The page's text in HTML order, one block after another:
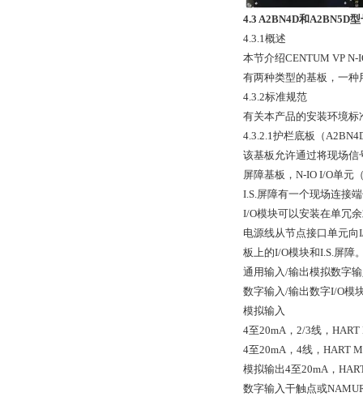
4.3 A2BN4D和A2BN5D
4.3.1概述
本节介绍CENTUM VP
有两种类型的基板，一
4.3.2标准规范
有关本产品的安装环境标
4.3.2.1护栏底板（
该基板允许通过将现场信
屏障基板，N-IO I/O单元
I.S.屏障有一个现场连接
I/O模块可以安装在单冗
电源线从节点接口单元
板上的I/O模块和I.S.屏障
通用输入/输出模拟数字
数字输入/输出数字I/O模
模拟输入
4至20mA，2/3线，
4至20mA，4线，HART
模拟输出4至20mA，
数字输入干触点或